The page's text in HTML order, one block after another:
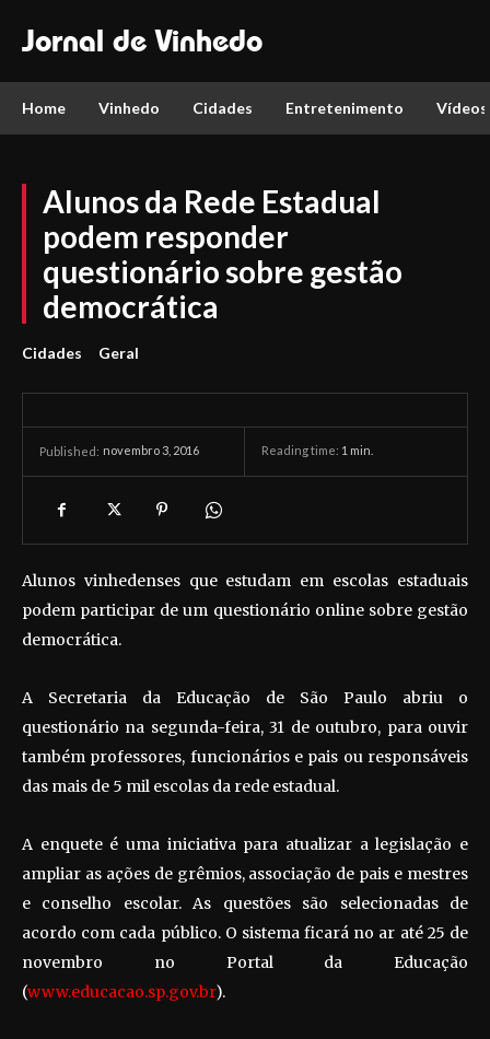
Jornal de Vinhedo
Home Vinhedo Cidades Entretenimento Vídeos
Alunos da Rede Estadual
podem responder
questionário sobre gestão
democrática
Cidades Geral
Published: novembro 3, 2016 Reading time: 1 min.
Alunos vinhedenses que estudam em escolas estaduais
podem participar de um questionário online sobre gestão
democrática.
A Secretaria da Educação de São Paulo abriu o
questionário na segunda-feira, 31 de outubro, para ouvir
também professores, funcionários e pais ou responsáveis
das mais de 5 mil escolas da rede estadual.
A enquete é uma iniciativa para atualizar a legislação e
ampliar as ações de grêmios, associação de pais e mestres
e conselho escolar. As questões são selecionadas de
acordo com cada público. O sistema ficará no ar até 25 de
novembro no Portal da Educação
(www.educacao.sp.gov.br).